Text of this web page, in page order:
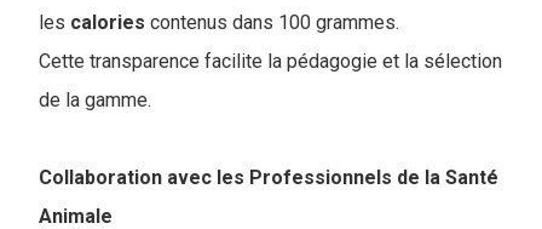
les calories contenus dans 100 grammes.
Cette transparence facilite la pédagogie et la sélection
de la gamme.
Collaboration avec les Professionnels de la Santé
Animale